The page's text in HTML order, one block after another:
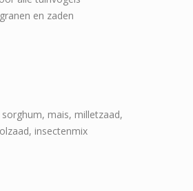
en zaden
mais, milletzaad,
insectenmix